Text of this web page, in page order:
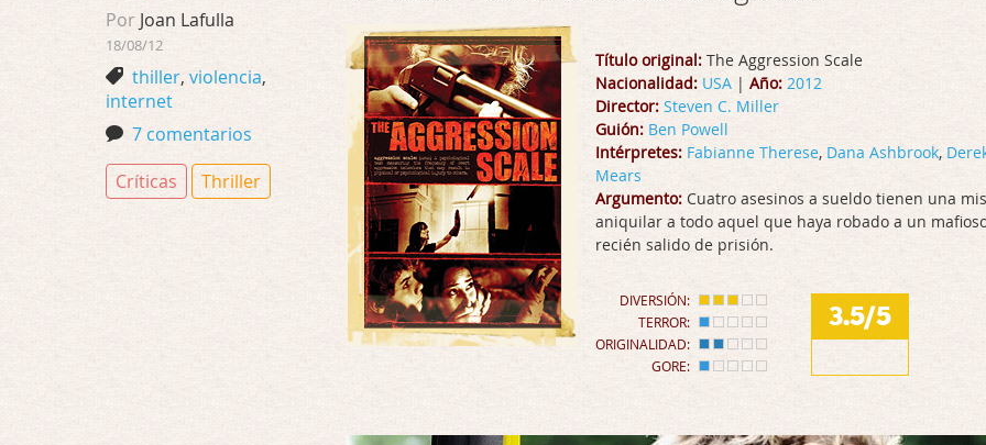
Título original: The Aggression Scale
Nacionalidad: USA | Año: 2012
Director: Steven C. Miller
Guión: Ben Powell
Intérpretes: Fabianne Therese, Dana Ashbrook,
Mears
Argumento: Cuatro asesinos a sueldo tienen una
aniquilar a todo aquel que haya robado a un
recién salido de prisión.
DIVERSIÓN:
TERROR:
ORIGINALIDAD:
GORE:
3.5/5
Por Joan Lafulla
18/08/12
thiller, violencia,
internet
7 comentarios
Críticas
Thriller